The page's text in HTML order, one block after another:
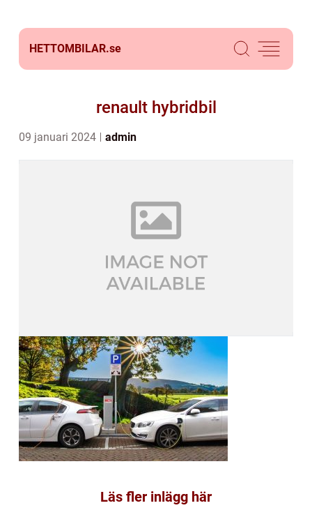
HETTOMBILAR.se
renault hybridbil
09 januari 2024 admin
Läs fler inlägg här